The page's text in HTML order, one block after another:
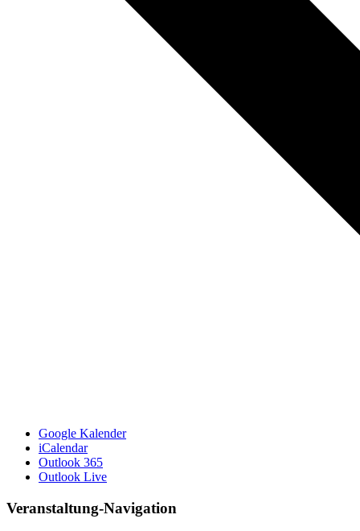
Google Kalender
iCalendar
Outlook 365
Outlook Live
Veranstaltung-Navigation